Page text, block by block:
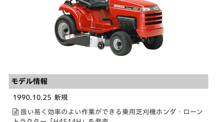
モデル情報
1990.10.25 新規
扱い易く効率のよい作業ができる乗用芝刈機ホンダ・ローン